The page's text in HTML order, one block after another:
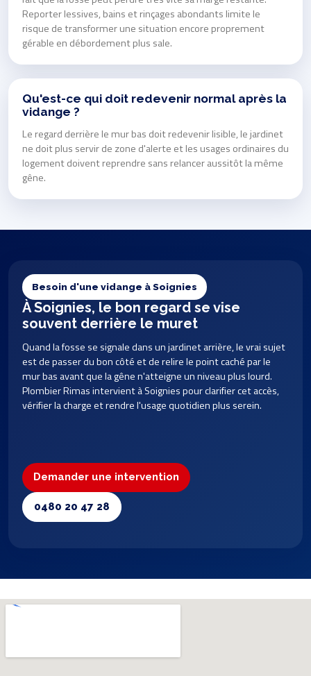
Reporter lessives, bains et rinçages abondants limite le
risque de transformer une situation encore proprement
gérable en débordement plus sale.
Qu'est-ce qui doit redevenir normal après la
vidange ?
Le regard derrière le mur bas doit redevenir lisible, le jardinet
ne doit plus servir de zone d'alerte et les usages ordinaires du
logement doivent reprendre sans relancer aussitôt la même
gêne.
Besoin d'une vidange à Soignies
À Soignies, le bon regard se vise
souvent derrière le muret
Quand la fosse se signale dans un jardinet arrière, le vrai sujet
est de passer du bon côté et de relire le point caché par le
mur bas avant que la gêne n'atteigne un niveau plus lourd.
Plombier Rimas intervient à Soignies pour clarifier cet accès,
vérifier la charge et rendre l'usage quotidien plus serein.
Demander une intervention
0480 20 47 28